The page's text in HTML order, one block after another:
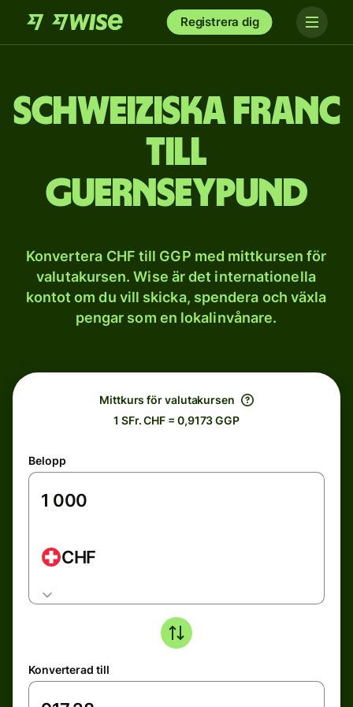
Registrera dig
Schweiziska franc
till
Guernseypund
Konvertera CHF till GGP med mittkursen för
valutakursen. Wise är det internationella
kontot om du vill skicka, spendera och växla
pengar som en lokalinvånare.
Mittkurs för valutakursen
1 SFr. CHF = 0,9173 GGP
Belopp
CHF
Konverterad till